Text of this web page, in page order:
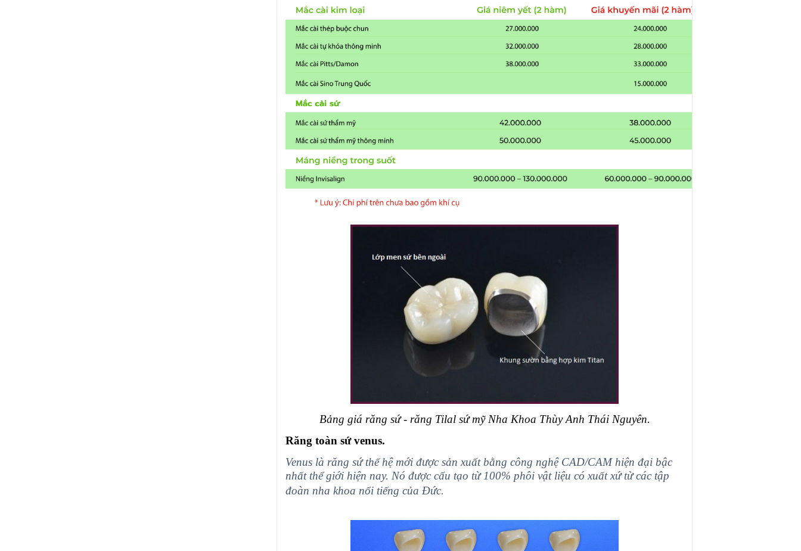
Bảng giá răng sứ - răng Tilal sứ mỹ Nha Khoa Thùy Anh Thái Nguyên.
Răng toàn sứ venus.
Venus là răng sứ thế hệ mới được sản xuất bằng công nghệ CAD/CAM hiện đại bậc
nhất thế giới hiện nay. Nó được cấu tạo từ 100% phôi vật liệu có xuất xứ từ các tập
đoàn nha khoa nổi tiếng của Đức.